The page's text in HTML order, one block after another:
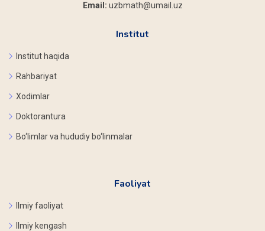
Email: uzbmath@umail.uz
Institut
Institut haqida
Rahbariyat
Xodimlar
Doktorantura
Bo‘limlar va hududiy bo‘linmalar
Faoliyat
Ilmiy faoliyat
Ilmiy kengash